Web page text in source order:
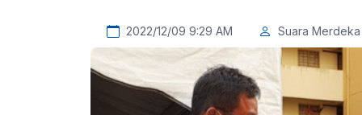
2022/12/09 9:29 AM Suara Merdeka